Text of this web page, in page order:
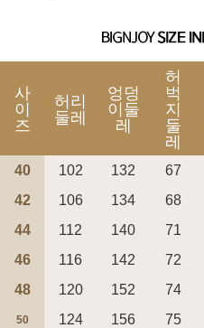
페이코 ID로 페
사
이
즈
허리
둘레
엉덩
이둘
레
허
벅
지
둘
레
40 102 132 67
42
106 134 68
44
112 140 71
46
116 142 72
48
120 152 74
50 124 156 75